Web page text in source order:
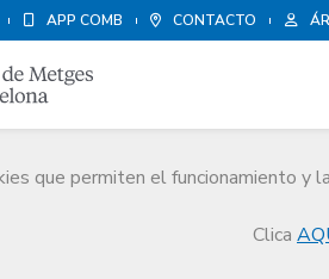
APP COMB CONTACTO
que permiten el funcionamiento y
Clica
Premios Edició 2022